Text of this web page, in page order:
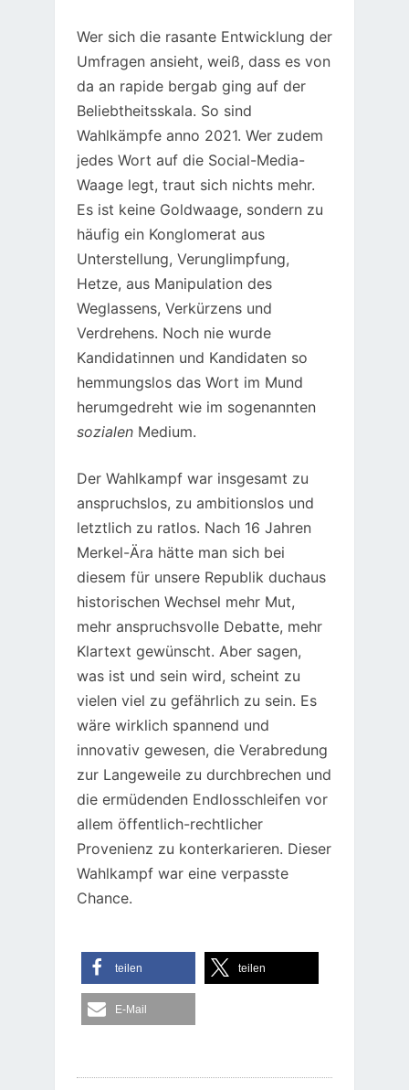
Wer sich die rasante Entwicklung der
Umfragen ansieht, weiß, dass es von
da an rapide bergab ging auf der
Beliebtheitsskala. So sind
Wahlkämpfe anno 2021. Wer zudem
jedes Wort auf die Social-Media-
Waage legt, traut sich nichts mehr.
Es ist keine Goldwaage, sondern zu
häufig ein Konglomerat aus
Unterstellung, Verunglimpfung,
Hetze, aus Manipulation des
Weglassens, Verkürzens und
Verdrehens. Noch nie wurde
Kandidatinnen und Kandidaten so
hemmungslos das Wort im Mund
herumgedreht wie im sogenannten
sozialenMedium.
Der Wahlkampf war insgesamt zu
anspruchslos, zu ambitionslos und
letztlich zu ratlos. Nach 16 Jahren
Merkel-Ära hätte man sich bei
diesem für unsere Republik duchaus
historischen Wechsel mehr Mut,
mehr anspruchsvolle Debatte, mehr
Klartext gewünscht. Aber sagen,
was ist und sein wird, scheint zu
vielen viel zu gefährlich zu sein. Es
wäre wirklich spannend und
innovativ gewesen, die Verabredung
zur Langeweile zu durchbrechen und
die ermüdenden Endlosschleifen vor
allem öffentlich-rechtlicher
Provenienz zu konterkarieren. Dieser
Wahlkampf war eine verpasste
Chance.
teilen teilen
E-Mail